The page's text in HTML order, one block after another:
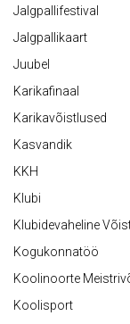
Jalgpallifestival
Jalgpallikaart
Juubel
Karikafinaal
Karikavõistlused
Kasvandik
KKH
Klubi
Klubidevaheline
Kogukonnatöö
Koolinoorte
Koolisport